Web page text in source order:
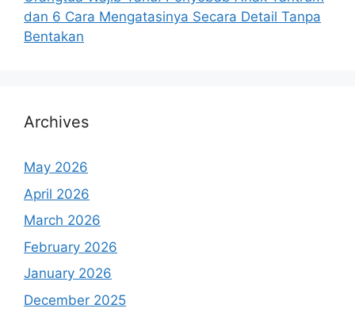
dan 6 Cara Mengatasinya Secara Detail Tanpa
Bentakan
Archives
May 2026
April 2026
March 2026
February 2026
January 2026
December 2025